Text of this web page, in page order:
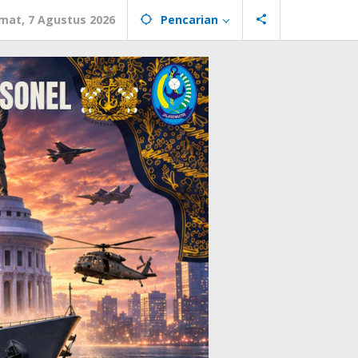
7 Agustus 2026 Pencarian